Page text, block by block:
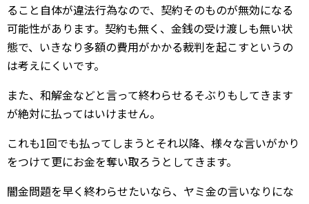
ること自体が違法行為なので、契約そのものが無効になる
可能性があります。契約も無く、金銭の受け渡しも無い状
態で、いきなり多額の費用がかかる裁判を起こすというの
は考えにくいです。
また、和解金などと言って終わらせるそぶりもしてきます
が絶対に払ってはいけません。
これも1回でも払ってしまうとそれ以降、様々な言いがかり
をつけて更にお金を奪い取ろうとしてきます。
闇金問題を早く終わらせたいなら、ヤミ金の言いなりにな